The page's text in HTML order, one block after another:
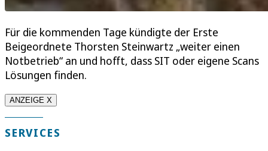
Für die kommenden Tage kündigte der Erste
Beigeordnete Thorsten Steinwartz „weiter einen
Notbetrieb“ an und hofft, dass SIT oder eigene Scans
Lösungen finden.
ANZEIGE X
SERVICES